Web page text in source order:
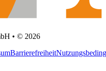
• © 2026
Barrierefreiheit